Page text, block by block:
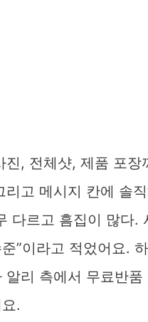
진, 전체샷, 제품 포장
리고 메시지 칸에 솔
다르고 흠집이 많다.
”이라고 적었어요.
알리 측에서 무료반품
.